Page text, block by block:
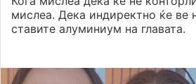
мислеа. Дека индиректно ќе ве
ставите алуминиум на главата.